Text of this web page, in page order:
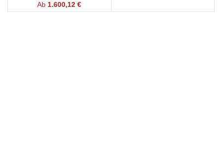
Ab 1.600,12€